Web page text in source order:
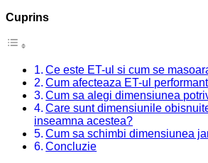
Cuprins
Ce este ET-ul si cum se
Cum afecteaza ET-ul
Cum sa alegi dimensiunea
Care sunt dimensiunile
inseamna acestea?
Cum sa schimbi dimensiunea
Concluzie